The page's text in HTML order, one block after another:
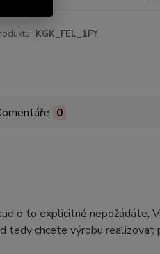
KGK_FEL_1FY
0
o to explicitně nepožádáte,
tedy chcete výrobu realizovat